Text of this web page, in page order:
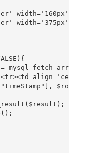
width='160px'><b>
width='375px'><b>
align='center'>